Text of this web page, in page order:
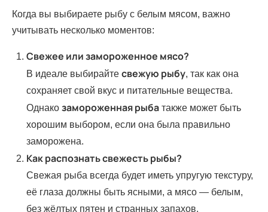
Когда вы выбираете рыбу с белым мясом, важно
учитывать несколько моментов:
Свежее или замороженное мясо?
В идеале выбирайте свежую рыбу, так как она
сохраняет свой вкус и питательные вещества.
Однако замороженная рыба также может быть
хорошим выбором, если она была правильно
заморожена.
Как распознать свежесть рыбы?
Свежая рыба всегда будет иметь упругую текстуру,
её глаза должны быть ясными, а мясо — белым,
без жёлтых пятен и странных запахов.